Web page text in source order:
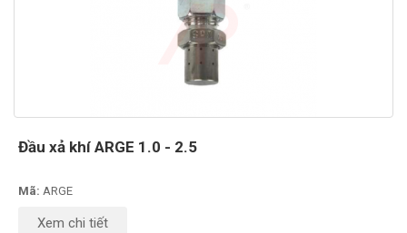
Đầu xả khí ARGE 1.0 - 2.5
Mã: ARGE
Xem chi tiết